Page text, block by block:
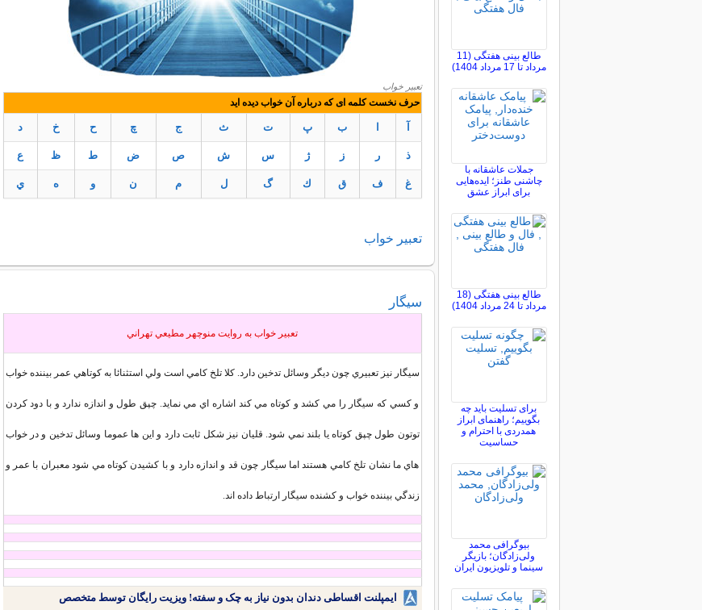
تعبیر خواب
حرف نخست کلمه ای که درباره آن خواب دیده اید
ب پ ت ث ج چ ح خ د
ذ ر ز ژ س ش ص ض ط ظ ع
غ ف ق ك گ ل م ن و ه ي
تعبير خواب
سیگار
تعبير خواب به روايت منوچهر مطيعي تهراني
سيگار نيز تعبيري چون ديگر وسائل تدخين دارد. کلا تلخ کامي است ولي استثنائا به کوتاهي عمر بيننده خواب
و کسي که سيگار را مي کشد و کوتاه مي کند اشاره اي مي نمايد. چپق طول و اندازه ندارد و با دود کردن
توتون طول چپق کوتاه يا بلند نمي شود. قليان نيز شکل ثابت دارد و اين ها عموما وسائل تدخين و در خواب
هاي ما نشان تلخ کامي هستند اما سيگار چون قد و اندازه دارد و با کشيدن کوتاه مي شود معبران با عمر و
زندگي بيننده خواب و کشنده سيگار ارتباط داده اند.
ایمپلنت اقساطی دندان بدون نیاز به چک و سفته! ویزیت رایگان توسط متخصص
طالع بینی هفتگی (11
مرداد تا 17 مرداد 1404)
جملات عاشقانه با
چاشنی طنز؛ ایده‌هایی
برای ابراز عشق
طالع بینی هفتگی (18
مرداد تا 24 مرداد 1404)
برای تسلیت باید چه
بگوییم؛ راهنمای ابراز
همدردی با احترام و
حساسیت
بیوگرافی محمد
ولی‌زادگان؛ بازیگر
سینما و تلویزیون ایران